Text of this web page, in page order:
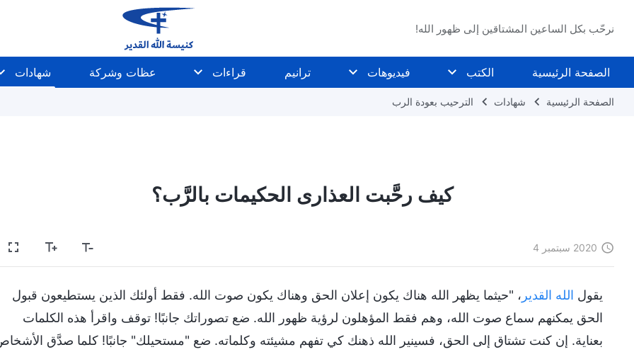
نرحّب بكل الساعين المشتاقين إلى ظهور الله!
الصفحة الرئيسية الكتب فيديوهات ترانيم قراءات عظات وشركة شهادات
الصفحة الرئيسية شهادات الترحيب بعودة الرب
كيف رحَّبت العذارى الحكيمات بالرَّب؟
2020 سبتمبر 4
يقول الله القدير ، "حيثما يظهر الله هناك يكون إعلان الحق وهناك يكون صوت الله. فقط أولئك الذين يستطيعون قبول
الحق يمكنهم سماع صوت الله، وهم فقط المؤهلون لرؤية ظهور الله. ضع تصوراتك جانبًا! توقف واقرأ هذه الكلمات
بعناية. إن كنت تشتاق إلى الحق، فسينير الله ذهنك كي تفهم مشيئته وكلماته. ضع "مستحيلك" جانبًا! كلما صدَّق